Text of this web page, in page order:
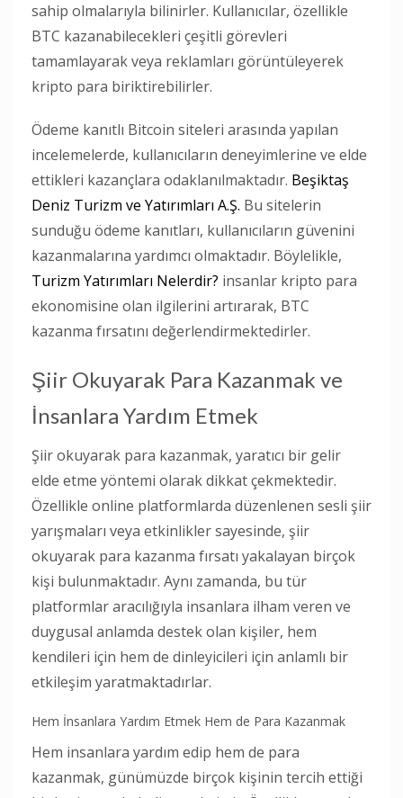
sahip olmalarıyla bilinirler. Kullanıcılar, özellikle
BTC kazanabilecekleri çeşitli görevleri
tamamlayarak veya reklamları görüntüleyerek
kripto para biriktirebilirler.
Ödeme kanıtlı Bitcoin siteleri arasında yapılan
incelemelerde, kullanıcıların deneyimlerine ve elde
ettikleri kazançlara odaklanılmaktadır. Beşiktaş
Deniz Turizm ve Yatırımları A.Ş. Bu sitelerin
sunduğu ödeme kanıtları, kullanıcıların güvenini
kazanmalarına yardımcı olmaktadır. Böylelikle,
Turizm Yatırımları Nelerdir? insanlar kripto para
ekonomisine olan ilgilerini artırarak, BTC
kazanma fırsatını değerlendirmektedirler.
Şiir Okuyarak Para Kazanmak ve
İnsanlara Yardım Etmek
Şiir okuyarak para kazanmak, yaratıcı bir gelir
elde etme yöntemi olarak dikkat çekmektedir.
Özellikle online platformlarda düzenlenen sesli şiir
yarışmaları veya etkinlikler sayesinde, şiir
okuyarak para kazanma fırsatı yakalayan birçok
kişi bulunmaktadır. Aynı zamanda, bu tür
platformlar aracılığıyla insanlara ilham veren ve
duygusal anlamda destek olan kişiler, hem
kendileri için hem de dinleyicileri için anlamlı bir
etkileşim yaratmaktadırlar.
Hem İnsanlara Yardım Etmek Hem de Para Kazanmak
Hem insanlara yardım edip hem de para
kazanmak, günümüzde birçok kişinin tercih ettiği